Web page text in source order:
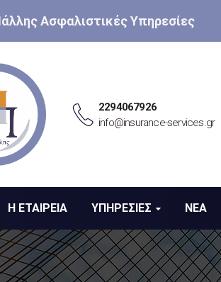
Ασφαλιστικές Υπηρεσίες
2294067926
info@insurance-services.gr
Η ΕΤΑΙΡΕΙΑ ΥΠΗΡΕΣΙΕΣ ΝΕΑ